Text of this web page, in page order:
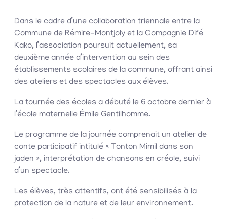
Dans le cadre d’une collaboration triennale entre la
Commune de Rémire-Montjoly et la Compagnie Difé
Kako, l’association poursuit actuellement, sa
deuxième année d’intervention au sein des
établissements scolaires de la commune, offrant ainsi
des ateliers et des spectacles aux élèves.
La tournée des écoles a débuté le 6 octobre dernier à
l’école maternelle Émile Gentilhomme.
Le programme de la journée comprenait un atelier de
conte participatif intitulé « Tonton Mimil dans son
jaden », interprétation de chansons en créole, suivi
d’un spectacle.
Les élèves, très attentifs, ont été sensibilisés à la
protection de la nature et de leur environnement.